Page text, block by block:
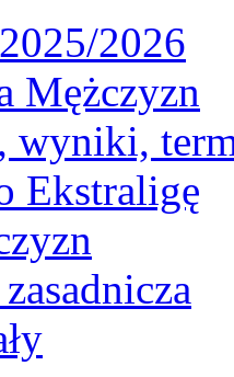
2026
Mężczyzn
wyniki,
Ekstraligę